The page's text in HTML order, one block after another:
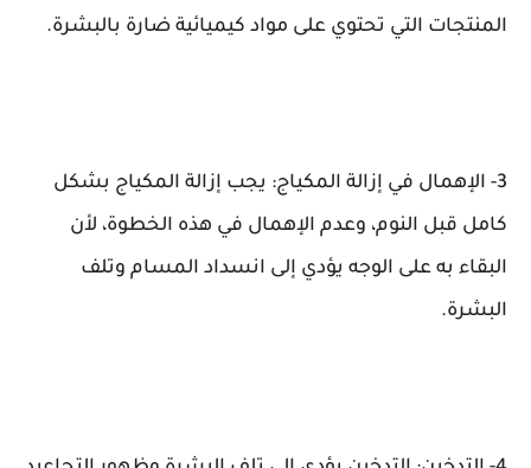
المنتجات التي تحتوي على مواد كيميائية ضارة بالبشرة.
3- الإهمال في إزالة المكياج: يجب إزالة المكياج بشكل
كامل قبل النوم، وعدم الإهمال في هذه الخطوة، لأن
البقاء به على الوجه يؤدي إلى انسداد المسام وتلف
البشرة.